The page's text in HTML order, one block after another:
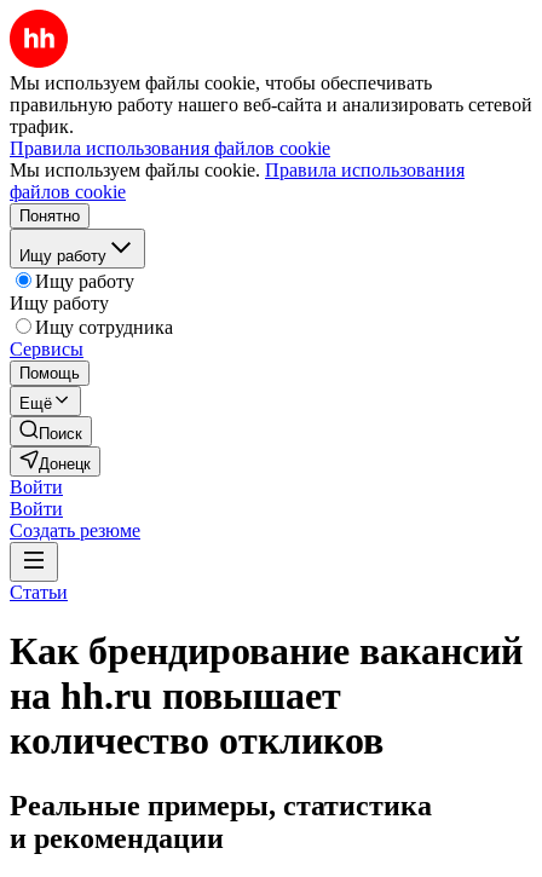
Мы используем файлы cookie, чтобы обеспечивать
правильную работу нашего веб-сайта и анализировать сетевой
трафик.
Правила использования файлов cookie
Мы используем файлы cookie. Правила использования
файлов cookie
Понятно
Ищу работу
Ищу работу
Ищу работу
Ищу сотрудника
Сервисы
Помощь
Ещё
Поиск
Донецк
Войти
Войти
Создать резюме
Статьи
Как брендирование вакансий
на hh.ru повышает
количество откликов
Реальные примеры, статистика
и рекомендации